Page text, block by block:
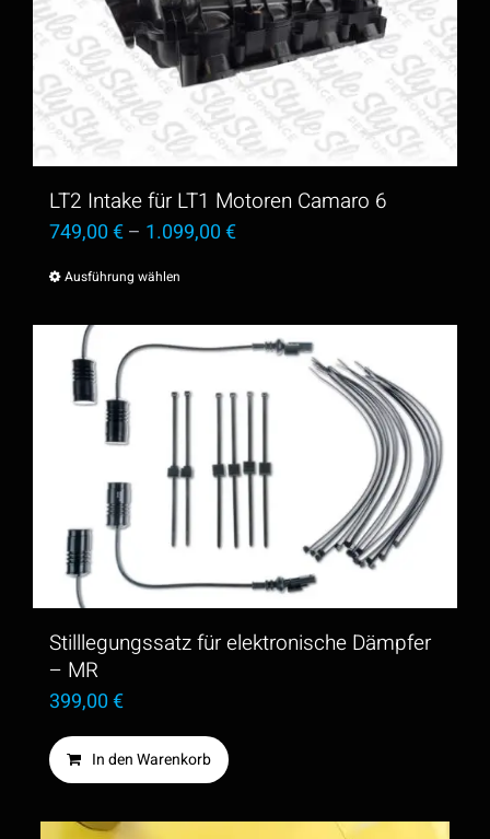
auf.
Die
Optionen
können
der
Produktseite
LT2 Intake für LT1 Motoren Camaro 6
749,00€– 1.099,00€
Ausführung wählen
Produkt
weist
mehrere
Varianten
auf.
Optionen
auf
der
werden
Stilllegungssatz für elektronische Dämpfer
– MR
399,00€
In den Warenkorb